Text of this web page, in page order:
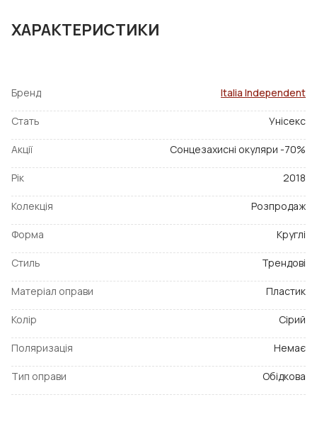
ХАРАКТЕРИСТИКИ
Бренд Italia Independent
Стать Унісекс
Акції Сонцезахисні окуляри -70%
Рік 2018
Колекція Розпродаж
Форма Круглі
Стиль Трендові
Матеріал оправи Пластик
Колір Сірий
Поляризація Немає
Тип оправи Обідкова